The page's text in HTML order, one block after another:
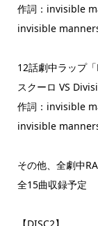
作詞：invisible
invisible
12話劇中ラップ
スクーロ VS
作詞：invisible
invisible
その他、全劇中
全15曲収録予定